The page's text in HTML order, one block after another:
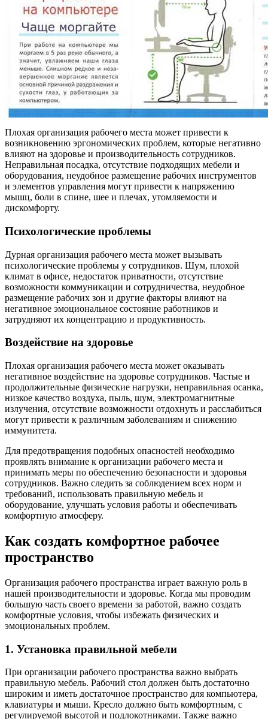
Плохая организация рабочего места может привести к
возникновению эргономических проблем, которые негативно
влияют на здоровье и производительность сотрудников.
Неправильная посадка, отсутствие подходящих мебели и
оборудования, неудобное размещение рабочих инструментов
и элементов управления могут привести к напряжению
мышц, боли в спине, шее и плечах, утомляемости и
дискомфорту.
Психологические проблемы
Дурная организация рабочего места может вызывать
психологические проблемы у сотрудников. Шум, плохой
климат в офисе, недостаток приватности, отсутствие
возможности коммуникации и сотрудничества, неудобное
размещение рабочих зон и другие факторы влияют на
негативное эмоциональное состояние работников и
затрудняют их концентрацию и продуктивность.
Воздействие на здоровье
Плохая организация рабочего места может оказывать
негативное воздействие на здоровье сотрудников. Частые и
продолжительные физические нагрузки, неправильная осанка,
низкое качество воздуха, пыль, шум, электромагнитные
излучения, отсутствие возможности отдохнуть и расслабиться
могут привести к различным заболеваниям и снижению
иммунитета.
Для предотвращения подобных опасностей необходимо
проявлять внимание к организации рабочего места и
принимать меры по обеспечению безопасности и здоровья
сотрудников. Важно следить за соблюдением всех норм и
требований, использовать правильную мебель и
оборудование, улучшать условия работы и обеспечивать
комфортную атмосферу.
Как создать комфортное рабочее
пространство
Организация рабочего пространства играет важную роль в
нашей производительности и здоровье. Когда мы проводим
большую часть своего времени за работой, важно создать
комфортные условия, чтобы избежать физических и
эмоциональных проблем.
1. Установка правильной мебели
При организации рабочего пространства важно выбрать
правильную мебель. Рабочий стол должен быть достаточно
широким и иметь достаточное пространство для компьютера,
клавиатуры и мыши. Кресло должно быть комфортным, с
регулируемой высотой и подлокотниками. Также важно